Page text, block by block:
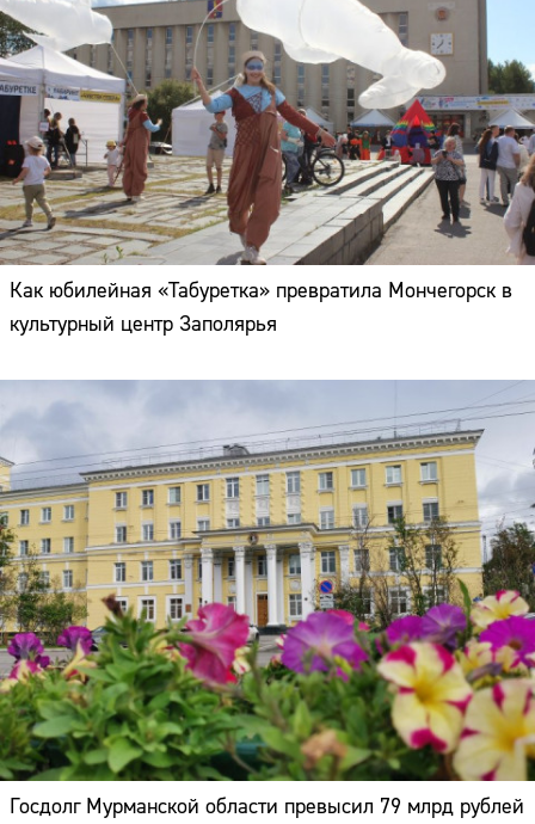
Как юбилейная «Табуретка» превратила Мончегорск в
культурный центр Заполярья
Госдолг Мурманской области превысил 79 млрд рублей